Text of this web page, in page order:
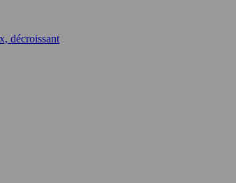
décroissant